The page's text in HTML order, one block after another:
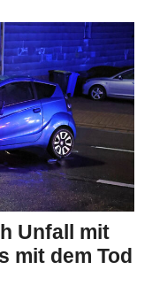
Unfall mit
mit dem Tod